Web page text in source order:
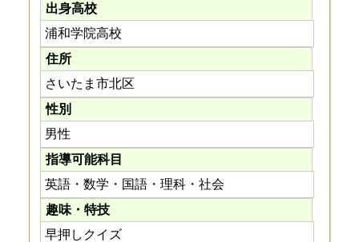
出身高校
浦和学院高校
住所
さいたま市北区
性別
男性
指導可能科目
英語・数学・国語・理科・社会
趣味・特技
早押しクイズ